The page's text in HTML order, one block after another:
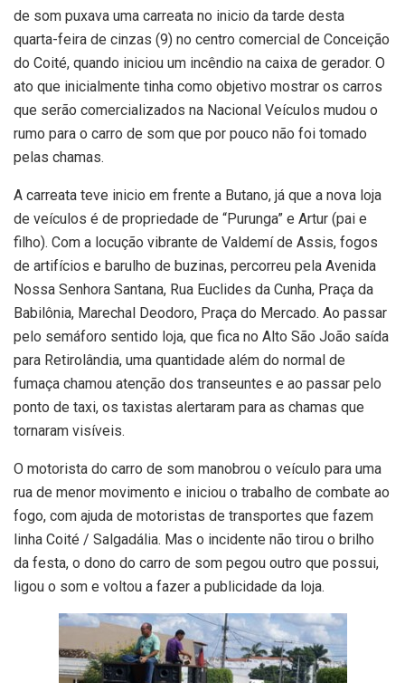
de som puxava uma carreata no inicio da tarde desta
quarta-feira de cinzas (9) no centro comercial de Conceição
do Coité, quando iniciou um incêndio na caixa de gerador. O
ato que inicialmente tinha como objetivo mostrar os carros
que serão comercializados na Nacional Veículos mudou o
rumo para o carro de som que por pouco não foi tomado
pelas chamas.
A carreata teve inicio em frente a Butano, já que a nova loja
de veículos é de propriedade de “Purunga” e Artur (pai e
filho). Com a locução vibrante de Valdemí de Assis, fogos
de artifícios e barulho de buzinas, percorreu pela Avenida
Nossa Senhora Santana, Rua Euclides da Cunha, Praça da
Babilônia, Marechal Deodoro, Praça do Mercado. Ao passar
pelo semáforo sentido loja, que fica no Alto São João saída
para Retirolândia, uma quantidade além do normal de
fumaça chamou atenção dos transeuntes e ao passar pelo
ponto de taxi, os taxistas alertaram para as chamas que
tornaram visíveis.
O motorista do carro de som manobrou o veículo para uma
rua de menor movimento e iniciou o trabalho de combate ao
fogo, com ajuda de motoristas de transportes que fazem
linha Coité / Salgadália. Mas o incidente não tirou o brilho
da festa, o dono do carro de som pegou outro que possui,
ligou o som e voltou a fazer a publicidade da loja.